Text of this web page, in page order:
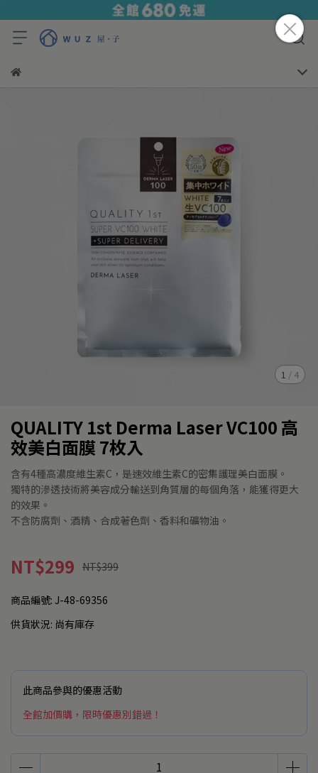
1 / 4
QUALITY 1st Derma Laser VC100 高
效美白面膜 7枚入
含有4種高濃度維生素C，是速效維生素C的密集護理美白面膜。
獨特的滲透技術將美容成分輸送到角質層的每個角落，能獲得更大
的效果。
不含防腐劑、酒精、合成著色劑、香料和礦物油。
NT$299 NT$399
商品編號: J-48-69356
供貨狀況: 尚有庫存
此商品參與的優惠活動
全館加價購，限時優惠別錯過！